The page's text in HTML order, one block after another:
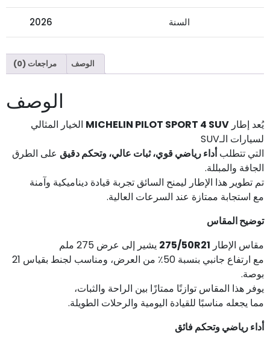
السنة 2026
الوصف مراجعات (0)
الوصف
يُعد إطار MICHELIN PILOT SPORT 4 SUV الخيار المثالي
لسيارات الـSUV
التي تتطلبأداء رياضي قوي، ثبات عالي، وتحكم دقيق على الطرق
الجافة والمبللة.
تم تطوير هذا الإطار ليمنح السائق تجربة قيادة ديناميكية وآمنة
مع استجابة ممتازة عند السرعات العالية.
توضيح المقاس
مقاس الإطار 275/50R21 يشير إلى عرض 275 ملم
مع ارتفاع جانبي بنسبة 50٪ من العرض، ومناسب لجنط بقياس 21
بوصة.
يوفر هذا المقاس توازنًا ممتازًا بين الراحة والثبات،
مما يجعله مناسبًا للقيادة اليومية والرحلات الطويلة.
أداء رياضي وتحكم فائق